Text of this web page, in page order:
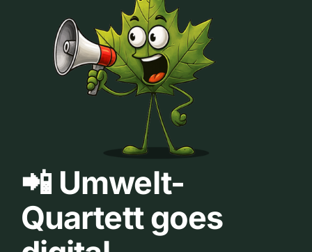
📲 Umwelt-
Quartett goes